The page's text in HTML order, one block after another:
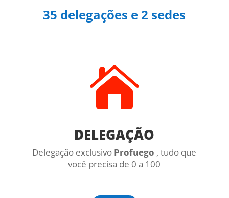
35 delegações e 2 sedes

DELEGAÇÃO
Delegação exclusivo Profuego , tudo que
você precisa de 0 a 100